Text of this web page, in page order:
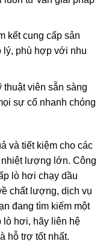
kết cung cấp sản
lý, phù hợp với nhu
thuật viên sẵn sàng
sự cố nhanh chóng
và tiết kiệm cho các
lượng lớn. Công
lò hơi chạy dầu
chất lượng, dịch vụ
đang tìm kiếm một
lò hơi, hãy liên hệ
hỗ trợ tốt nhất.